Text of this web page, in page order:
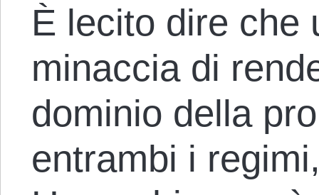
È lecito dire che
minaccia di
dominio della
entrambi i